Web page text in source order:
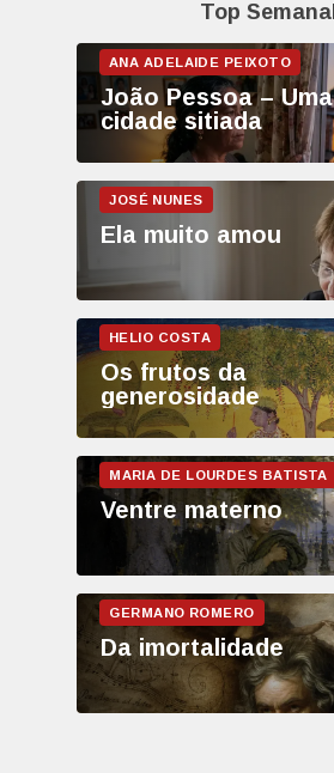
Top Semanal
João Pessoa – Uma
cidade sitiada
Ela muito amou
Os frutos da
generosidade
Ventre materno
Da imortalidade